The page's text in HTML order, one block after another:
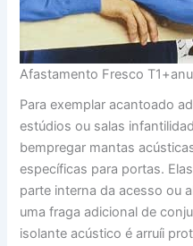
Afastamento Fresco
Para exemplar acantoado
estúdios ou salas
bempregar mantas
específicas para portas.
parte interna da acesso ou
uma fraga adicional de
isolante acústico é arruíi